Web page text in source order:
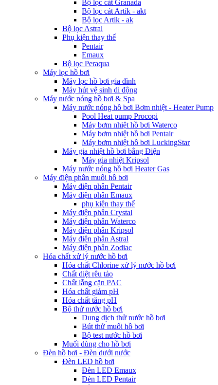
Bộ lọc cát Granada
Bộ lọc cát Artik - akt
Bộ lọc Artik - ak
Bộ lọc Astral
Phụ kiện thay thế
Pentair
Emaux
Bộ lọc Peraqua
Máy lọc hồ bơi
Máy lọc hồ bơi gia đình
Máy hút vệ sinh di động
Máy nước nóng hồ bơi & Spa
Máy nước nóng hồ bơi Bơm nhiệt - Heater Pump
Pool Heat pump Procopi
Máy bơm nhiệt hồ bơi Waterco
Máy bơm nhiệt hồ bơi Pentair
Máy bơm nhiệt hồ bơi LuckingStar
Máy gia nhiệt hồ bơi bằng Điện
Máy gia nhiệt Kripsol
Máy nước nóng hồ bơi Heater Gas
Máy điện phân muối hồ bơi
Máy điện phân Pentair
Máy điện phân Emaux
phụ kiện thay thế
Máy điện phân Crystal
Máy điện phân Waterco
Máy điện phân Kripsol
Máy điện phân Astral
Máy điện phân Zodiac
Hóa chất xử lý nước hồ bơi
Hóa chất Chlorine xử lý nước hồ bơi
Chất diệt rêu tảo
Chất lắng cặn PAC
Hóa chất giảm pH
Hóa chất tăng pH
Bộ thử nước hồ bơi
Dung dịch thử nước hồ bơi
Bút thử muối hồ bơi
Bộ test nước hồ bơi
Muối dùng cho hồ bơi
Đèn hồ bơi - Đèn dưới nước
Đèn LED hồ bơi
Đèn LED Emaux
Đèn LED Pentair